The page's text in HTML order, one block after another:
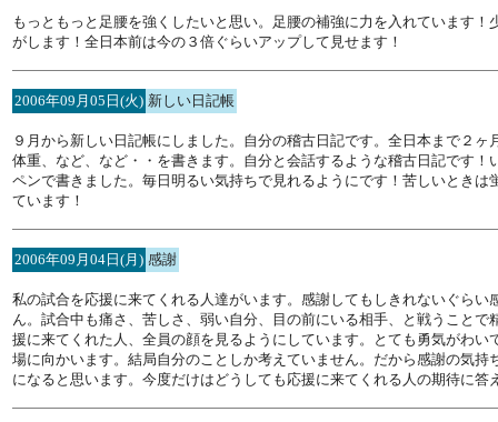
もっともっと足腰を強くしたいと思い。足腰の補強に力を入れています
がします！全日本前は今の３倍ぐらいアップして見せます！
2006年09月05日(火) 新しい日記帳
９月から新しい日記帳にしました。自分の稽古日記です。全日本まで２
体重、など、など・・を書きます。自分と会話するような稽古日記です
ペンで書きました。毎日明るい気持ちで見れるようにです！苦しいとき
ています！
2006年09月04日(月) 感謝
私の試合を応援に来てくれる人達がいます。感謝してもしきれないぐら
ん。試合中も痛さ、苦しさ、弱い自分、目の前にいる相手、と戦うこと
援に来てくれた人、全員の顔を見るようにしています。とても勇気がわ
場に向かいます。結局自分のことしか考えていません。だから感謝の気
になると思います。今度だけはどうしても応援に来てくれる人の期待に答